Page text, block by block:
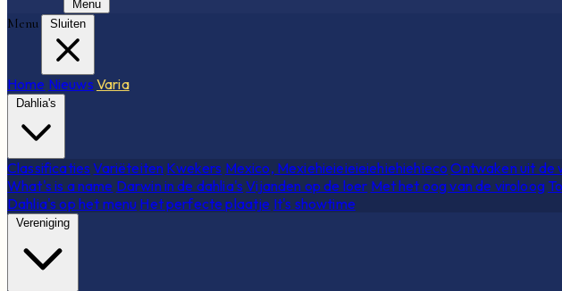
Menu
Menu Sluiten
Home Nieuws Varia
Dahlia's
Classificaties Variëteiten Kwekers Mexico, Mexiehieieieieiehiehiehieco Ontwaken uit de
What's is a name Darwin in de dahlia's Vijanden op de loer Met het oog van de viroloog
Dahlia's op het menu Het perfecte plaatje It's showtime
Vereniging